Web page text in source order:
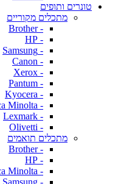
טונרים ותופים
מתכלים מקוריים
- Brother
- HP
- Samsung
- Canon
- Xerox
- Pantum
- Kyocera
- Konica Minolta
- Lexmark
- Olivetti
מתכלים תואמים
- Brother
- HP
- Konica Minolta
- Samsung